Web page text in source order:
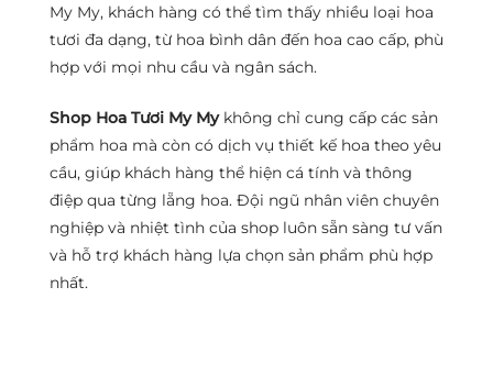
My My, khách hàng có thể tìm thấy nhiều loại hoa
tươi đa dạng, từ hoa bình dân đến hoa cao cấp, phù
hợp với mọi nhu cầu và ngân sách.
Shop Hoa Tươi My Mykhông chỉ cung cấp các sản
phẩm hoa mà còn có dịch vụ thiết kế hoa theo yêu
cầu, giúp khách hàng thể hiện cá tính và thông
điệp qua từng lẵng hoa. Đội ngũ nhân viên chuyên
nghiệp và nhiệt tình của shop luôn sẵn sàng tư vấn
và hỗ trợ khách hàng lựa chọn sản phẩm phù hợp
nhất.